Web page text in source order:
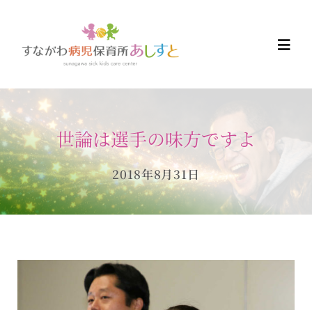
content
HOME
お知らせ
ご予約について
当日の過ごし方
世論は選手の味方ですよ
2018年8月31日